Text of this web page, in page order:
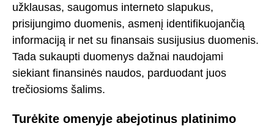
užklausas, saugomus interneto slapukus,
prisijungimo duomenis, asmenį identifikuojančią
informaciją ir net su finansais susijusius duomenis.
Tada sukaupti duomenys dažnai naudojami
siekiant finansinės naudos, parduodant juos
trečiosioms šalims.
Turėkite omenyje abejotinus platinimo